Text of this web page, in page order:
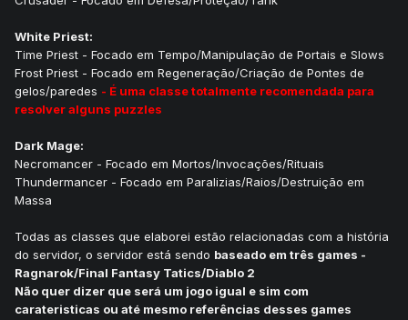
White Priest:
Time Priest - Focado em Tempo/Manipulação de Portais e Slows
Frost Priest - Focado em Regeneração/Criação de Pontes de
gelos/paredes - É uma classe totalmente recomendada para
resolver alguns puzzles
Dark Mage:
Necromancer - Focado em Mortos/Invocações/Rituais
Thundermancer - Focado em Paralizias/Raios/Destruição em
Massa
Todas as classes que elaborei estão relacionadas com a história
do servidor, o servidor está sendo baseado em três games -
Ragnarok/Final Fantasy Tatics/Diablo 2
Não quer dizer que será um jogo igual e sim com
carateristicas ou até mesmo referências desses games